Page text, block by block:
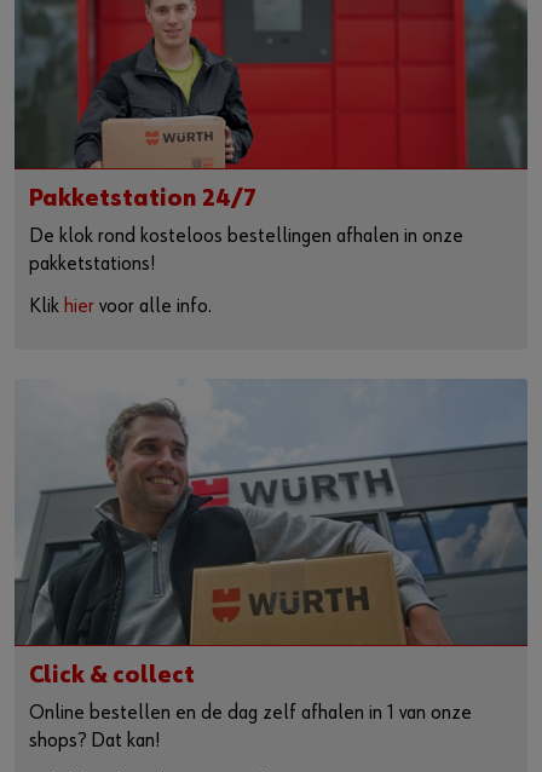
Pakketstation 24/7
De klok rond kosteloos bestellingen afhalen in onze
pakketstations!
Klik hier voor alle info.
Click & collect
Online bestellen en de dag zelf afhalen in 1 van onze
shops? Dat kan!